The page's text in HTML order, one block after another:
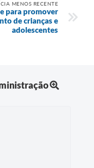
MENOS RECENTE
para promover
de crianças e
adolescentes